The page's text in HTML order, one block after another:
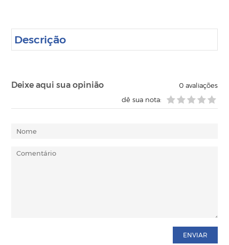
Descrição
Deixe aqui sua opinião 0avaliações
dê sua nota:
ENVIAR